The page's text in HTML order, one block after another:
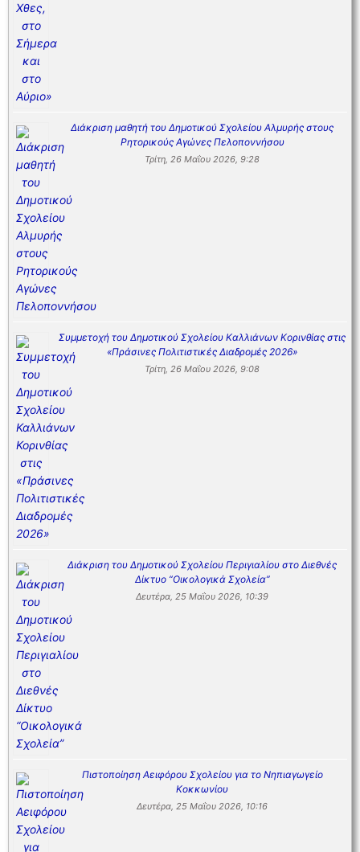
Διάκριση μαθητή του Δημοτικού Σχολείου Αλμυρής στους
Ρητορικούς Αγώνες Πελοποννήσου
Τρίτη, 26 Μαΐου 2026, 9:28
Συμμετοχή του Δημοτικού Σχολείου Καλλιάνων Κορινθίας στις
«Πράσινες Πολιτιστικές Διαδρομές 2026»
Τρίτη, 26 Μαΐου 2026, 9:08
Διάκριση του Δημοτικού Σχολείου Περιγιαλίου στο Διεθνές
Δίκτυο “Οικολογικά Σχολεία”
Δευτέρα, 25 Μαΐου 2026, 10:39
Πιστοποίηση Αειφόρου Σχολείου για το Νηπιαγωγείο
Κοκκωνίου
Δευτέρα, 25 Μαΐου 2026, 10:16